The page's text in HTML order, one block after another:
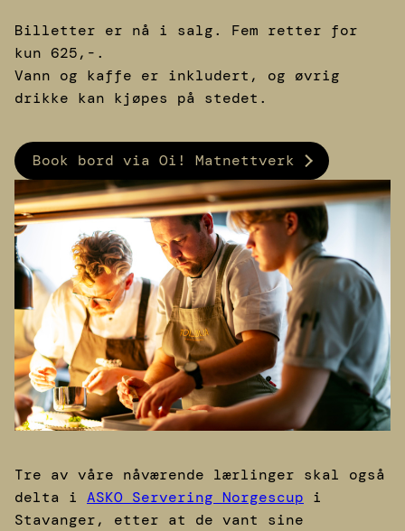
Billetter er nå i salg. Fem retter for
kun 625,-.
Vann og kaffe er inkludert, og øvrig
drikke kan kjøpes på stedet.
Book bord via Oi! Matnettverk
Tre av våre nåværende lærlinger skal også
delta i ASKO Servering Norgescup i
Stavanger, etter at de vant sine